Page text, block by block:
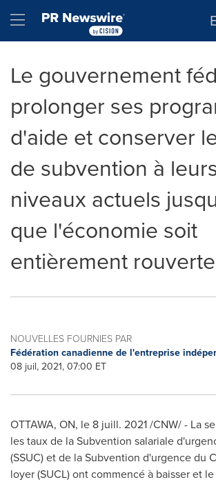
Hamburger menu
Le gouvernement
prolonger ses
d'aide et conserver
de subvention à
niveaux actuels
que l'économie soit
entièrement rouverte
NOUVELLES FOURNIES PAR
Fédération canadienne de l'entreprise
08 juil, 2021, 07:00 ET
OTTAWA, ON, le 8 juill. 2021 /CNW/ - La
les taux de la Subvention salariale
(SSUC) et de la Subvention d'urgence du
loyer (SUCL) ont commencé à baisser et